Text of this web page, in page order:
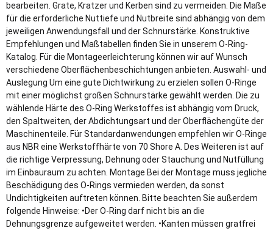
bearbeiten. Grate, Kratzer und Kerben sind zu vermeiden. Die Maße
für die erforderliche Nuttiefe und Nutbreite sind abhängig von dem
jeweiligen Anwendungsfall und der Schnurstärke. Konstruktive
Empfehlungen und Maßtabellen finden Sie in unserem O-Ring-
Katalog. Für die Montageerleichterung können wir auf Wunsch
verschiedene Oberflächenbeschichtungen anbieten. Auswahl- und
Auslegung Um eine gute Dichtwirkung zu erzielen sollen O-Ringe
mit einer möglichst großen Schnurstärke gewählt werden. Die zu
wählende Härte des O-Ring Werkstoffes ist abhängig vom Druck,
den Spaltweiten, der Abdichtungsart und der Oberflächengüte der
Maschinenteile. Für Standardanwendungen empfehlen wir O-Ringe
aus NBR eine Werkstoffhärte von 70 Shore A. Des Weiteren ist auf
die richtige Verpressung, Dehnung oder Stauchung und Nutfüllung
im Einbauraum zu achten. Montage Bei der Montage muss jegliche
Beschädigung des O-Rings vermieden werden, da sonst
Undichtigkeiten auftreten können. Bitte beachten Sie außerdem
folgende Hinweise: •Der O-Ring darf nicht bis an die
Dehnungsgrenze aufgeweitet werden. •Kanten müssen gratfrei